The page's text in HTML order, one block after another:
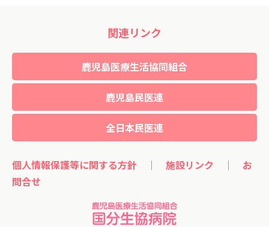
関連リンク
鹿児島医療生活協同組合
鹿児島民医連
全日本民医連
個人情報保護等に関する方針 ｜ 施設リンク ｜ お
問合せ